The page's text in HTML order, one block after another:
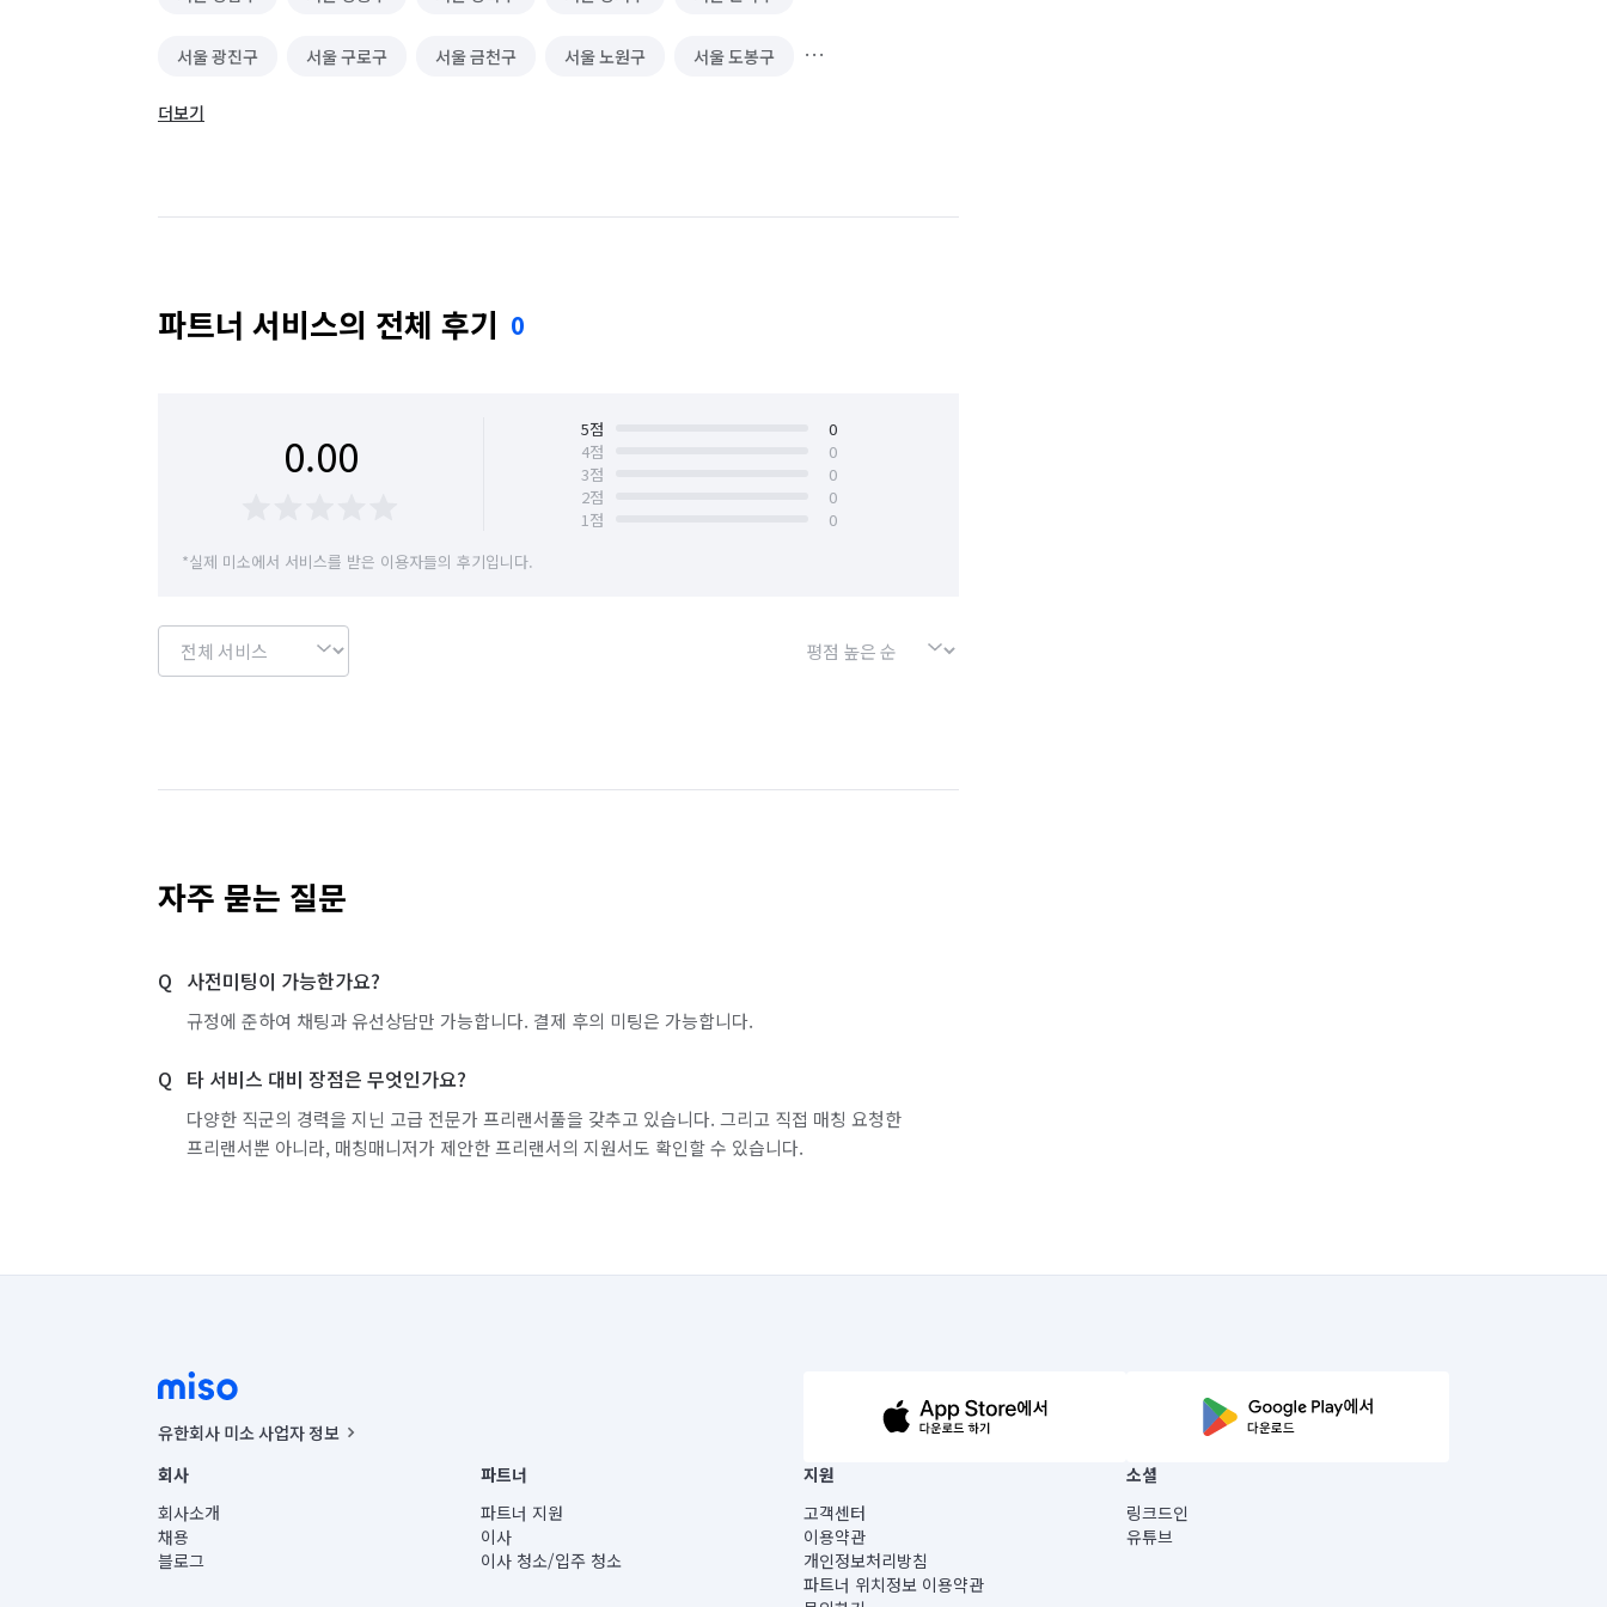
서울 광진구 서울 구로구 서울 금천구 서울 노원구 서울 도봉구
서울 동대문구
더보기
파트너 서비스의 전체 후기 0
0.00 5점
0
4점
0
3점
0
2점
0
1점
0
*실제 미소에서 서비스를 받은 이용자들의 후기입니다.
자주 묻는 질문
사전미팅이 가능한가요?
규정에 준하여 채팅과 유선상담만 가능합니다. 결제 후의 미팅은 가능합니다.
타 서비스 대비 장점은 무엇인가요?
다양한 직군의 경력을 지닌 고급 전문가 프리랜서풀을 갖추고 있습니다. 그리고 직접 매칭 요청한
프리랜서뿐 아니라, 매칭매니저가 제안한 프리랜서의 지원서도 확인할 수 있습니다.
유한회사 미소 사업자 정보
사업자등록번호 : 291-87-00271 | 인허가번호 : 2016-3220163-14-5-00019 |
통신판매신고번호 : 2024-서울종로-1400(공정거래위원회 정보) |
대표이사 : CHING VICTOR COLUMBIA RHEE
주소 | 본사: 서울특별시 종로구 율곡로 6(중학동, 트윈트리빌딩) B동 5층
컨택센터 : 서울특별시 종로구 수송동 율곡로 24, 7층, 8층 미소
회사
회사소개
채용
블로그
파트너
파트너 지원
이사
이사 청소/입주 청소
지원
고객센터
이용약관
개인정보처리방침
파트너 위치정보 이용약관
소셜
링크드인
유튜브